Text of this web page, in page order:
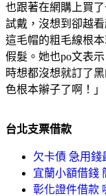
也跟著在網購上買
試戴，沒想到卻越
這毛帽的粗毛線根
假髮。她也po文表
時想都沒想就訂了
色根本辮子了啊！」
台北支票借款
欠卡債 急用錢
宜蘭小額借錢
彰化證件借款